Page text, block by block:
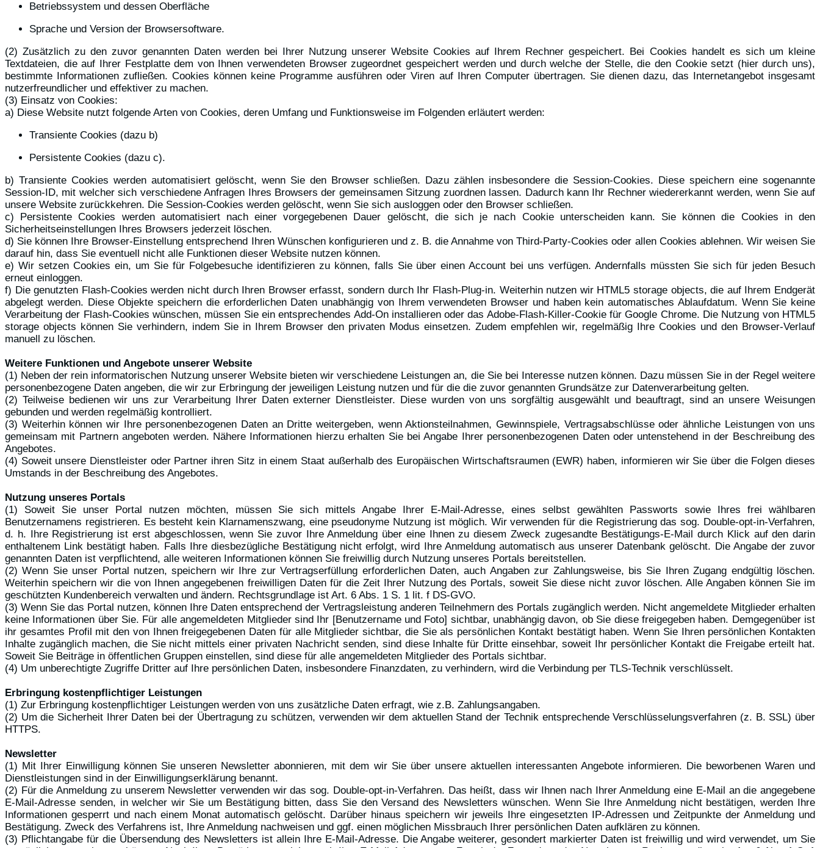
Betriebssystem und dessen Oberfläche
Sprache und Version der Browsersoftware.
(2) Zusätzlich zu den zuvor genannten Daten werden bei Ihrer Nutzung unserer Website Cookies auf Ihrem Rechner gespeichert. Bei Cookies handelt es sich um kleine
Textdateien, die auf Ihrer Festplatte dem von Ihnen verwendeten Browser zugeordnet gespeichert werden und durch welche der Stelle, die den Cookie setzt (hier durch uns),
bestimmte Informationen zufließen. Cookies können keine Programme ausführen oder Viren auf Ihren Computer übertragen. Sie dienen dazu, das Internetangebot insgesamt
nutzerfreundlicher und effektiver zu machen.
(3) Einsatz von Cookies:
a) Diese Website nutzt folgende Arten von Cookies, deren Umfang und Funktionsweise im Folgenden erläutert werden:
Transiente Cookies (dazu b)
Persistente Cookies (dazu c).
b) Transiente Cookies werden automatisiert gelöscht, wenn Sie den Browser schließen. Dazu zählen insbesondere die Session-Cookies. Diese speichern eine sogenannte
Session-ID, mit welcher sich verschiedene Anfragen Ihres Browsers der gemeinsamen Sitzung zuordnen lassen. Dadurch kann Ihr Rechner wiedererkannt werden, wenn Sie auf
unsere Website zurückkehren. Die Session-Cookies werden gelöscht, wenn Sie sich ausloggen oder den Browser schließen.
c) Persistente Cookies werden automatisiert nach einer vorgegebenen Dauer gelöscht, die sich je nach Cookie unterscheiden kann. Sie können die Cookies in den
Sicherheitseinstellungen Ihres Browsers jederzeit löschen.
d) Sie können Ihre Browser-Einstellung entsprechend Ihren Wünschen konfigurieren und z. B. die Annahme von Third-Party-Cookies oder allen Cookies ablehnen. Wir weisen Sie
darauf hin, dass Sie eventuell nicht alle Funktionen dieser Website nutzen können.
e) Wir setzen Cookies ein, um Sie für Folgebesuche identifizieren zu können, falls Sie über einen Account bei uns verfügen. Andernfalls müssten Sie sich für jeden Besuch
erneut einloggen.
f) Die genutzten Flash-Cookies werden nicht durch Ihren Browser erfasst, sondern durch Ihr Flash-Plug-in. Weiterhin nutzen wir HTML5 storage objects, die auf Ihrem Endgerät
abgelegt werden. Diese Objekte speichern die erforderlichen Daten unabhängig von Ihrem verwendeten Browser und haben kein automatisches Ablaufdatum. Wenn Sie keine
Verarbeitung der Flash-Cookies wünschen, müssen Sie ein entsprechendes Add-On installieren oder das Adobe-Flash-Killer-Cookie für Google Chrome. Die Nutzung von HTML5
storage objects können Sie verhindern, indem Sie in Ihrem Browser den privaten Modus einsetzen. Zudem empfehlen wir, regelmäßig Ihre Cookies und den Browser-Verlauf
manuell zu löschen.
Weitere Funktionen und Angebote unserer Website
(1) Neben der rein informatorischen Nutzung unserer Website bieten wir verschiedene Leistungen an, die Sie bei Interesse nutzen können. Dazu müssen Sie in der Regel weitere
personenbezogene Daten angeben, die wir zur Erbringung der jeweiligen Leistung nutzen und für die die zuvor genannten Grundsätze zur Datenverarbeitung gelten.
(2) Teilweise bedienen wir uns zur Verarbeitung Ihrer Daten externer Dienstleister. Diese wurden von uns sorgfältig ausgewählt und beauftragt, sind an unsere Weisungen
gebunden und werden regelmäßig kontrolliert.
(3) Weiterhin können wir Ihre personenbezogenen Daten an Dritte weitergeben, wenn Aktionsteilnahmen, Gewinnspiele, Vertragsabschlüsse oder ähnliche Leistungen von uns
gemeinsam mit Partnern angeboten werden. Nähere Informationen hierzu erhalten Sie bei Angabe Ihrer personenbezogenen Daten oder untenstehend in der Beschreibung des
Angebotes.
(4) Soweit unsere Dienstleister oder Partner ihren Sitz in einem Staat außerhalb des Europäischen Wirtschaftsraumen (EWR) haben, informieren wir Sie über die Folgen dieses
Umstands in der Beschreibung des Angebotes.
Nutzung unseres Portals
(1) Soweit Sie unser Portal nutzen möchten, müssen Sie sich mittels Angabe Ihrer E-Mail-Adresse, eines selbst gewählten Passworts sowie Ihres frei wählbaren
Benutzernamens registrieren. Es besteht kein Klarnamenszwang, eine pseudonyme Nutzung ist möglich. Wir verwenden für die Registrierung das sog. Double-opt-in-Verfahren,
d. h. Ihre Registrierung ist erst abgeschlossen, wenn Sie zuvor Ihre Anmeldung über eine Ihnen zu diesem Zweck zugesandte Bestätigungs-E-Mail durch Klick auf den darin
enthaltenem Link bestätigt haben. Falls Ihre diesbezügliche Bestätigung nicht erfolgt, wird Ihre Anmeldung automatisch aus unserer Datenbank gelöscht. Die Angabe der zuvor
genannten Daten ist verpflichtend, alle weiteren Informationen können Sie freiwillig durch Nutzung unseres Portals bereitstellen.
(2) Wenn Sie unser Portal nutzen, speichern wir Ihre zur Vertragserfüllung erforderlichen Daten, auch Angaben zur Zahlungsweise, bis Sie Ihren Zugang endgültig löschen.
Weiterhin speichern wir die von Ihnen angegebenen freiwilligen Daten für die Zeit Ihrer Nutzung des Portals, soweit Sie diese nicht zuvor löschen. Alle Angaben können Sie im
geschützten Kundenbereich verwalten und ändern. Rechtsgrundlage ist Art. 6 Abs. 1 S. 1 lit. f DS-GVO.
(3) Wenn Sie das Portal nutzen, können Ihre Daten entsprechend der Vertragsleistung anderen Teilnehmern des Portals zugänglich werden. Nicht angemeldete Mitglieder erhalten
keine Informationen über Sie. Für alle angemeldeten Mitglieder sind Ihr [Benutzername und Foto] sichtbar, unabhängig davon, ob Sie diese freigegeben haben. Demgegenüber ist
ihr gesamtes Profil mit den von Ihnen freigegebenen Daten für alle Mitglieder sichtbar, die Sie als persönlichen Kontakt bestätigt haben. Wenn Sie Ihren persönlichen Kontakten
Inhalte zugänglich machen, die Sie nicht mittels einer privaten Nachricht senden, sind diese Inhalte für Dritte einsehbar, soweit Ihr persönlicher Kontakt die Freigabe erteilt hat.
Soweit Sie Beiträge in öffentlichen Gruppen einstellen, sind diese für alle angemeldeten Mitglieder des Portals sichtbar.
(4) Um unberechtigte Zugriffe Dritter auf Ihre persönlichen Daten, insbesondere Finanzdaten, zu verhindern, wird die Verbindung per TLS-Technik verschlüsselt.
Erbringung kostenpflichtiger Leistungen
(1) Zur Erbringung kostenpflichtiger Leistungen werden von uns zusätzliche Daten erfragt, wie z.B. Zahlungsangaben.
(2) Um die Sicherheit Ihrer Daten bei der Übertragung zu schützen, verwenden wir dem aktuellen Stand der Technik entsprechende Verschlüsselungsverfahren (z. B. SSL) über
HTTPS.
Newsletter
(1) Mit Ihrer Einwilligung können Sie unseren Newsletter abonnieren, mit dem wir Sie über unsere aktuellen interessanten Angebote informieren. Die beworbenen Waren und
Dienstleistungen sind in der Einwilligungserklärung benannt.
(2) Für die Anmeldung zu unserem Newsletter verwenden wir das sog. Double-opt-in-Verfahren. Das heißt, dass wir Ihnen nach Ihrer Anmeldung eine E-Mail an die angegebene
E-Mail-Adresse senden, in welcher wir Sie um Bestätigung bitten, dass Sie den Versand des Newsletters wünschen. Wenn Sie Ihre Anmeldung nicht bestätigen, werden Ihre
Informationen gesperrt und nach einem Monat automatisch gelöscht. Darüber hinaus speichern wir jeweils Ihre eingesetzten IP-Adressen und Zeitpunkte der Anmeldung und
Bestätigung. Zweck des Verfahrens ist, Ihre Anmeldung nachweisen und ggf. einen möglichen Missbrauch Ihrer persönlichen Daten aufklären zu können.
(3) Pflichtangabe für die Übersendung des Newsletters ist allein Ihre E-Mail-Adresse. Die Angabe weiterer, gesondert markierter Daten ist freiwillig und wird verwendet, um Sie